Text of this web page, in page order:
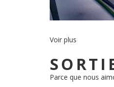
Voir plus
Parce que nous